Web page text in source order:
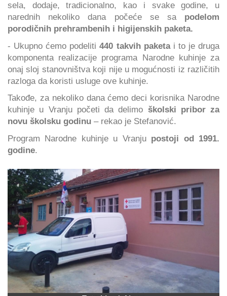
sela, dodaje, tradicionalno, kao i svake godine, u
narednih nekoliko dana počeće se sa podelom
porodičnih prehrambenih i higijenskih paketa.
- Ukupno ćemo podeliti440 takvih paketa i to je druga
komponenta realizacije programa Narodne kuhinje za
onaj sloj stanovništva koji nije u mogućnosti iz različitih
razloga da koristi usluge ove kuhinje.
Takođe, za nekoliko dana ćemo deci korisnika Narodne
kuhinje u Vranju početi da delimo školski pribor za
novu školsku godinu – rekao je Stefanović.
Program Narodne kuhinje u Vranju postoji od 1991.
godine.